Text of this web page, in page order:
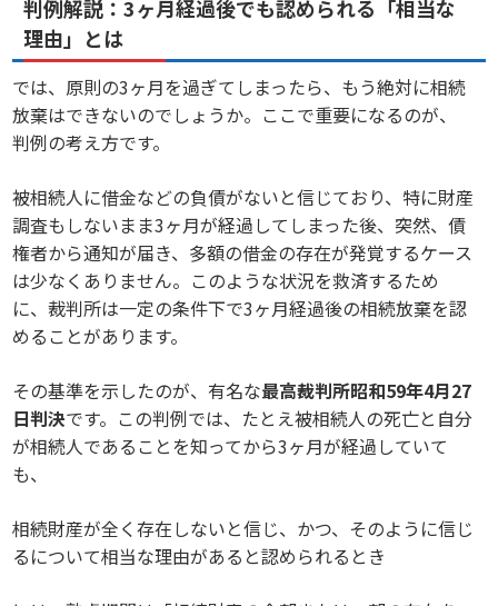
判例解説：3ヶ月経過後でも認められる「相当な
理由」とは
では、原則の3ヶ月を過ぎてしまったら、もう絶対に相続
放棄はできないのでしょうか。ここで重要になるのが、
判例の考え方です。
被相続人に借金などの負債がないと信じており、特に財産
調査もしないまま3ヶ月が経過してしまった後、突然、債
権者から通知が届き、多額の借金の存在が発覚するケース
は少なくありません。このような状況を救済するため
に、裁判所は一定の条件下で3ヶ月経過後の相続放棄を認
めることがあります。
その基準を示したのが、有名な最高裁判所昭和59年4月27
日判決です。この判例では、たとえ被相続人の死亡と自分
が相続人であることを知ってから3ヶ月が経過していて
も、
相続財産が全く存在しないと信じ、かつ、そのように信じ
るについて相当な理由があると認められるとき